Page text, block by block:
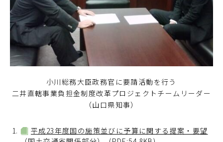
小川総務大臣政務官に要請活動を行う
二井直轄事業負担金制度改革プロジェクトチームリーダー
（山口県知事）
平成23年度国の施策並びに予算に関する提案・要望